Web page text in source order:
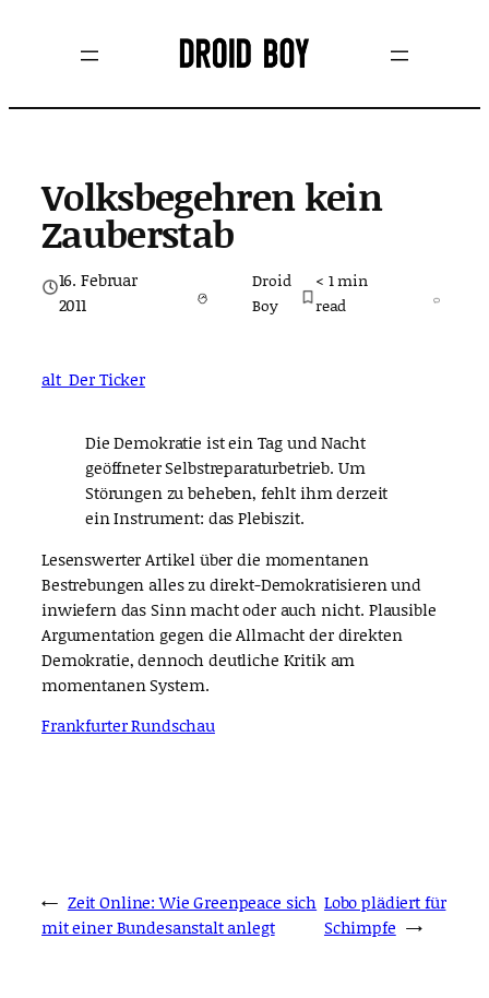
Volksbegehren kein
Zauberstab
16. Februar
2011
Droid
Boy
< 1min
read
alt_Der Ticker
Die Demokratie ist ein Tag und Nacht
geöffneter Selbstreparaturbetrieb. Um
Störungen zu beheben, fehlt ihm derzeit
ein Instrument: das Plebiszit.
Lesenswerter Artikel über die momentanen
Bestrebungen alles zu direkt-Demokratisieren und
inwiefern das Sinn macht oder auch nicht. Plausible
Argumentation gegen die Allmacht der direkten
Demokratie, dennoch deutliche Kritik am
momentanen System.
Frankfurter Rundschau
← Zeit Online: Wie Greenpeace sich
mit einer Bundesanstalt anlegt
Lobo plädiert für
Schimpfe →